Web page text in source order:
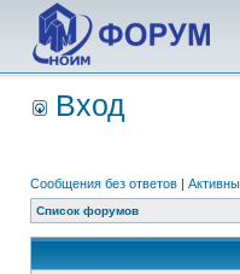
Вход
Сообщения без ответов |
Список форумов